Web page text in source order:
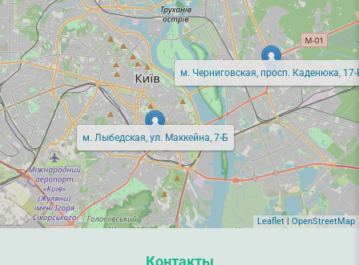
м. Лыбедская, ул. Маккейна, 7-Б
м. Черниговская, просп. Каденюка, 17-
Leaflet OpenStreetMap
Контакты